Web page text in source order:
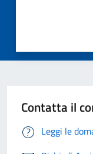
Contatta il
Leggi le